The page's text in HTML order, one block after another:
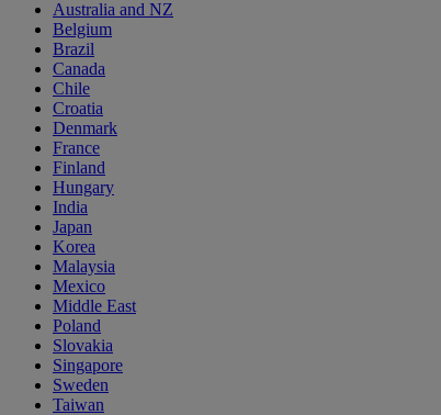
Australia and NZ
Belgium
Brazil
Canada
Chile
Croatia
Denmark
France
Finland
Hungary
India
Japan
Korea
Malaysia
Mexico
Middle East
Poland
Slovakia
Singapore
Sweden
Taiwan